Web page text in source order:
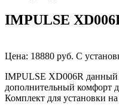
IMPULSE
Цена: 18880 руб. С
IMPULSE XD006R данный
дополнительный комфорт
Комплект для установки